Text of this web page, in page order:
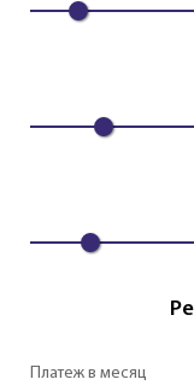
Платеж в месяц